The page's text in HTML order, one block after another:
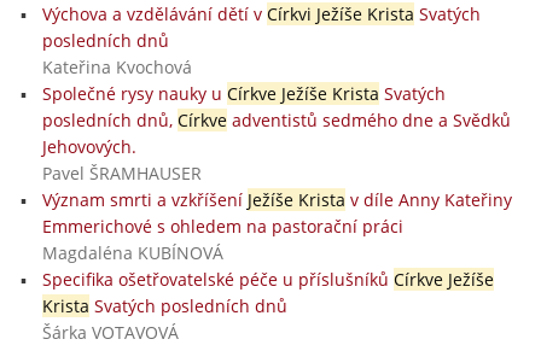
Výchova a vzdělávání dětí v Církvi Ježíše Krista Svatých
posledních dnů
Kateřina Kvochová
Společné rysy nauky u Církve Ježíše Krista Svatých
posledních dnů, Církveadventistů sedmého dne a Svědků
Jehovových.
Pavel ŠRAMHAUSER
Význam smrti a vzkříšení Ježíše Krista v díle Anny Kateřiny
Emmerichové s ohledem na pastorační práci
Magdaléna KUBÍNOVÁ
Specifika ošetřovatelské péče u příslušníků Církve Ježíše
Krista Svatých posledních dnů
Šárka VOTAVOVÁ